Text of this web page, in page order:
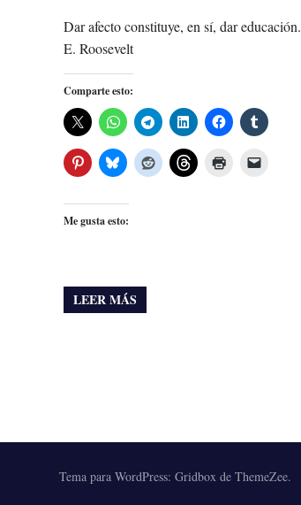
Dar afecto constituye, en sí, dar educación.
E. Roosevelt
Comparte esto:
Me gusta esto:
LEER MÁS
Tema para WordPress: Gridbox de ThemeZee.